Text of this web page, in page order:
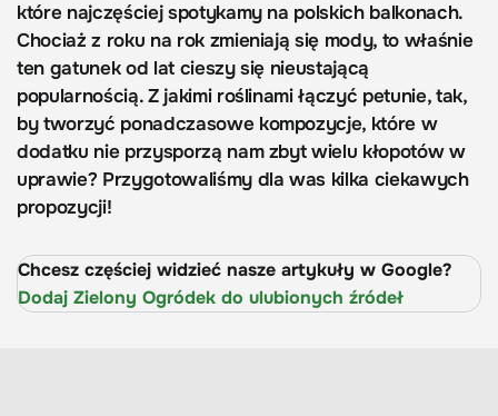
które najczęściej spotykamy na polskich balkonach.
Chociaż z roku na rok zmieniają się mody, to właśnie
ten gatunek od lat cieszy się nieustającą
popularnością. Z jakimi roślinami łączyć petunie, tak,
by tworzyć ponadczasowe kompozycje, które w
dodatku nie przysporzą nam zbyt wielu kłopotów w
uprawie? Przygotowaliśmy dla was kilka ciekawych
propozycji!
Chcesz częściej widzieć nasze artykuły w Google?
Dodaj Zielony Ogródek do ulubionych źródeł